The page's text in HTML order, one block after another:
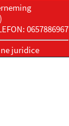
0657886967
juridice